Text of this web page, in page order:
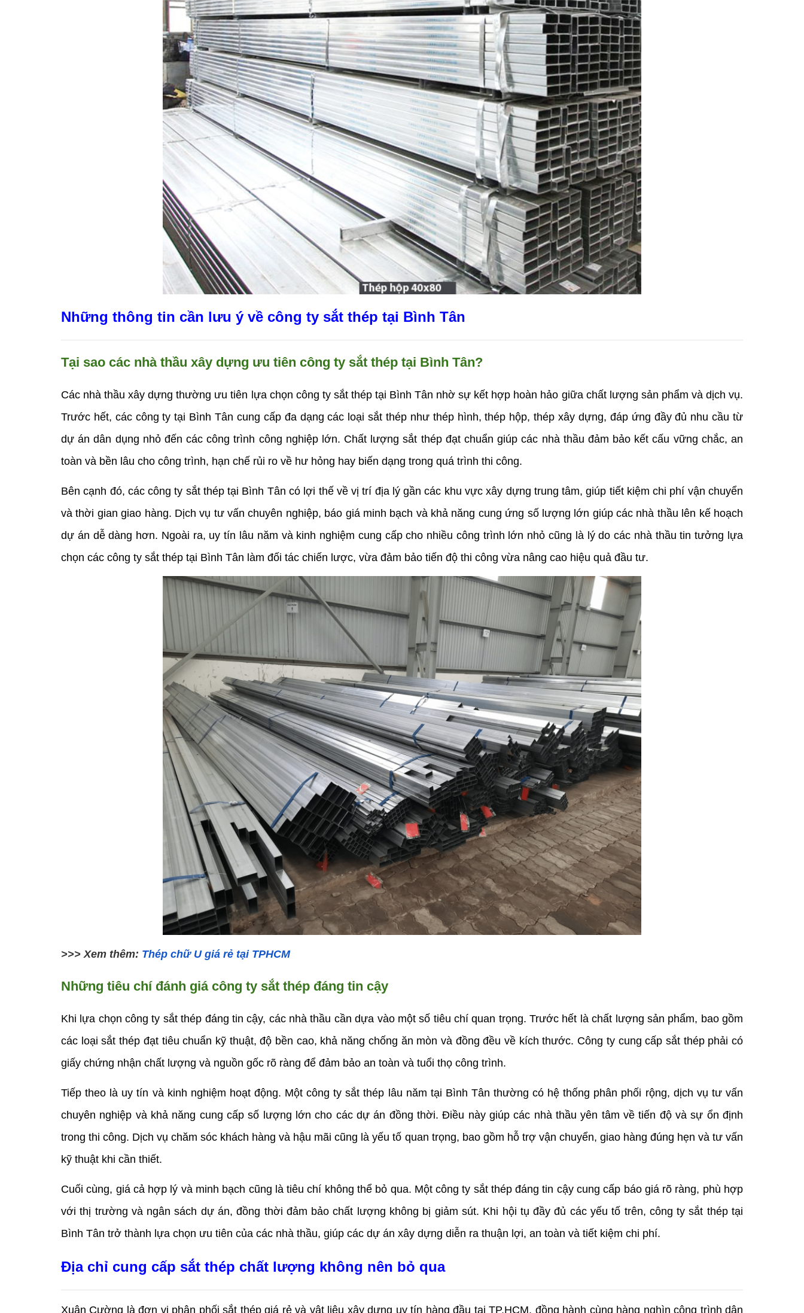
Những thông tin cần lưu ý về công ty sắt thép tại Bình Tân
Tại sao các nhà thầu xây dựng ưu tiên công ty sắt thép tại Bình Tân?
Các nhà thầu xây dựng thường ưu tiên lựa chọn công ty sắt thép tại Bình Tân nhờ sự kết hợp hoàn hảo giữa chất lượng sản phẩm và dịch vụ.
Trước hết, các công ty tại Bình Tân cung cấp đa dạng các loại sắt thép như thép hình, thép hộp, thép xây dựng, đáp ứng đầy đủ nhu cầu từ
dự án dân dụng nhỏ đến các công trình công nghiệp lớn. Chất lượng sắt thép đạt chuẩn giúp các nhà thầu đảm bảo kết cấu vững chắc, an
toàn và bền lâu cho công trình, hạn chế rủi ro về hư hỏng hay biến dạng trong quá trình thi công.
Bên cạnh đó, các công ty sắt thép tại Bình Tân có lợi thế về vị trí địa lý gần các khu vực xây dựng trung tâm, giúp tiết kiệm chi phí vận chuyển
và thời gian giao hàng. Dịch vụ tư vấn chuyên nghiệp, báo giá minh bạch và khả năng cung ứng số lượng lớn giúp các nhà thầu lên kế hoạch
dự án dễ dàng hơn. Ngoài ra, uy tín lâu năm và kinh nghiệm cung cấp cho nhiều công trình lớn nhỏ cũng là lý do các nhà thầu tin tưởng lựa
chọn các công ty sắt thép tại Bình Tân làm đối tác chiến lược, vừa đảm bảo tiến độ thi công vừa nâng cao hiệu quả đầu tư.
>>> Xem thêm: Thép chữ U giá rẻ tại TPHCM
Những tiêu chí đánh giá công ty sắt thép đáng tin cậy
Khi lựa chọn công ty sắt thép đáng tin cậy, các nhà thầu cần dựa vào một số tiêu chí quan trọng. Trước hết là chất lượng sản phẩm, bao gồm
các loại sắt thép đạt tiêu chuẩn kỹ thuật, độ bền cao, khả năng chống ăn mòn và đồng đều về kích thước. Công ty cung cấp sắt thép phải có
giấy chứng nhận chất lượng và nguồn gốc rõ ràng để đảm bảo an toàn và tuổi thọ công trình.
Tiếp theo là uy tín và kinh nghiệm hoạt động. Một công ty sắt thép lâu năm tại Bình Tân thường có hệ thống phân phối rộng, dịch vụ tư vấn
chuyên nghiệp và khả năng cung cấp số lượng lớn cho các dự án đồng thời. Điều này giúp các nhà thầu yên tâm về tiến độ và sự ổn định
trong thi công. Dịch vụ chăm sóc khách hàng và hậu mãi cũng là yếu tố quan trọng, bao gồm hỗ trợ vận chuyển, giao hàng đúng hẹn và tư vấn
kỹ thuật khi cần thiết.
Cuối cùng, giá cả hợp lý và minh bạch cũng là tiêu chí không thể bỏ qua. Một công ty sắt thép đáng tin cậy cung cấp báo giá rõ ràng, phù hợp
với thị trường và ngân sách dự án, đồng thời đảm bảo chất lượng không bị giảm sút. Khi hội tụ đầy đủ các yếu tố trên, công ty sắt thép tại
Bình Tân trở thành lựa chọn ưu tiên của các nhà thầu, giúp các dự án xây dựng diễn ra thuận lợi, an toàn và tiết kiệm chi phí.
Địa chỉ cung cấp sắt thép chất lượng không nên bỏ qua
Xuân Cường là đơn vị phân phối sắt thép giá rẻ và vật liệu xây dựng uy tín hàng đầu tại TP.HCM, đồng hành cùng hàng nghìn công trình dân